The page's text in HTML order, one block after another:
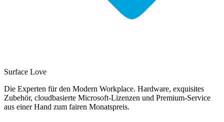
Surface Love
Die Experten für den Modern Workplace. Hardware, exquisites
Zubehör, cloudbasierte Microsoft-Lizenzen und Premium-Service
aus einer Hand zum fairen Monatspreis.